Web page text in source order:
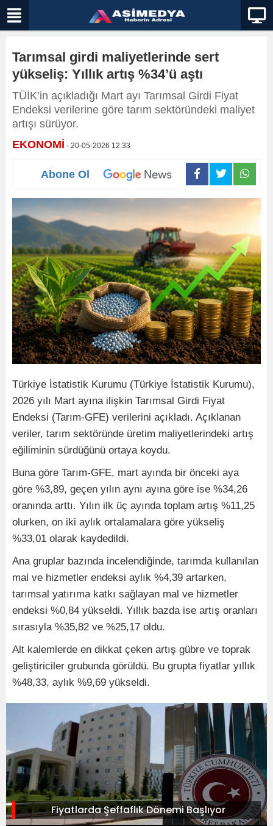
Tarımsal girdi maliyetlerinde sert
yükseliş: Yıllık artış %34’ü aştı
TÜİK’in açıkladığı Mart ayı Tarımsal Girdi Fiyat
Endeksi verilerine göre tarım sektöründeki maliyet
artışı sürüyor.
EKONOMİ - 20-05-2026 12:33
Abone Ol
Türkiye İstatistik Kurumu (Türkiye İstatistik Kurumu),
2026 yılı Mart ayına ilişkin Tarımsal Girdi Fiyat
Endeksi (Tarım-GFE) verilerini açıkladı. Açıklanan
veriler, tarım sektöründe üretim maliyetlerindeki artış
eğiliminin sürdüğünü ortaya koydu.
Buna göre Tarım-GFE, mart ayında bir önceki aya
göre %3,89, geçen yılın aynı ayına göre ise %34,26
oranında arttı. Yılın ilk üç ayında toplam artış %11,25
olurken, on iki aylık ortalamalara göre yükseliş
%33,01 olarak kaydedildi.
Ana gruplar bazında incelendiğinde, tarımda kullanılan
mal ve hizmetler endeksi aylık %4,39 artarken,
tarımsal yatırıma katkı sağlayan mal ve hizmetler
endeksi %0,84 yükseldi. Yıllık bazda ise artış oranları
sırasıyla %35,82 ve %25,17 oldu.
Alt kalemlerde en dikkat çeken artış gübre ve toprak
geliştiriciler grubunda görüldü. Bu grupta fiyatlar yıllık
%48,33, aylık %9,69 yükseldi.
Fiyatlarda Şeffaflık Dönemi Başlıyor